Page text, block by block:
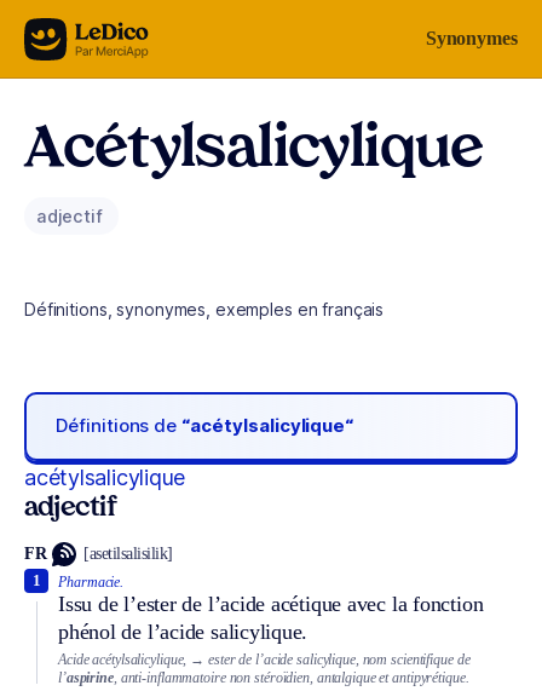
Aller au contenu Synonymes
Acétylsalicylique
adjectif
Définitions, synonymes, exemples en français
Définitions de “acétylsalicylique“
acétylsalicylique
adjectif
FR [asetilsalisilik]
Pharmacie.
Issu de l’ester de l’acide acétique avec la fonction
phénol de l’acide salicylique.
1
Acide acétylsalicylique, → ester de l’acide salicylique, nom scientifique de
l’aspirine, anti-inflammatoire non stéroïdien, antalgique et antipyrétique.